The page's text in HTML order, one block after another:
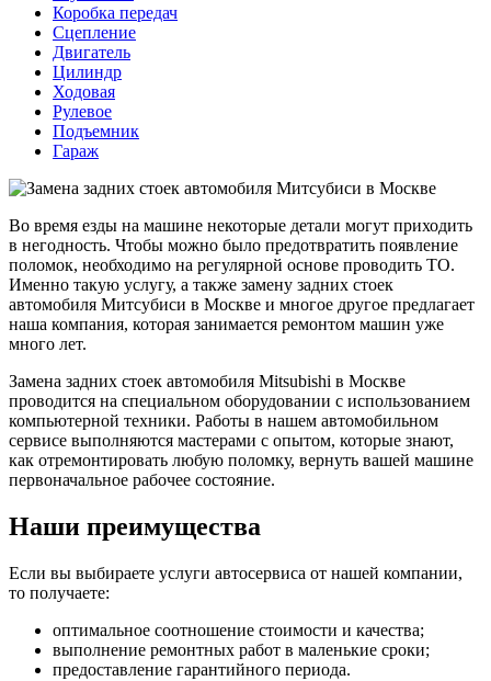
Коробка передач
Сцепление
Двигатель
Цилиндр
Ходовая
Рулевое
Подъемник
Гараж
Во время езды на машине некоторые детали могут приходить
в негодность. Чтобы можно было предотвратить появление
поломок, необходимо на регулярной основе проводить ТО.
Именно такую услугу, а также замену задних стоек
автомобиля Митсубиси в Москве и многое другое предлагает
наша компания, которая занимается ремонтом машин уже
много лет.
Замена задних стоек автомобиля Mitsubishi в Москве
проводится на специальном оборудовании с использованием
компьютерной техники. Работы в нашем автомобильном
сервисе выполняются мастерами с опытом, которые знают,
как отремонтировать любую поломку, вернуть вашей машине
первоначальное рабочее состояние.
Наши преимущества
Если вы выбираете услуги автосервиса от нашей компании,
то получаете:
оптимальное соотношение стоимости и качества;
выполнение ремонтных работ в маленькие сроки;
предоставление гарантийного периода.